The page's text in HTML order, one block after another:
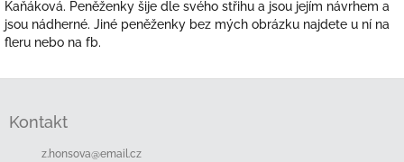
Kaňáková. Peněženky šije dle svého střihu a jsou jejím návrhem a
jsou nádherné. Jiné peněženky bez mých obrázku najdete u ní na
fleru nebo na fb.
Kontakt
z.honsova@email.cz